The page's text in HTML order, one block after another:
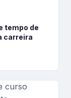
tempo de
carreira